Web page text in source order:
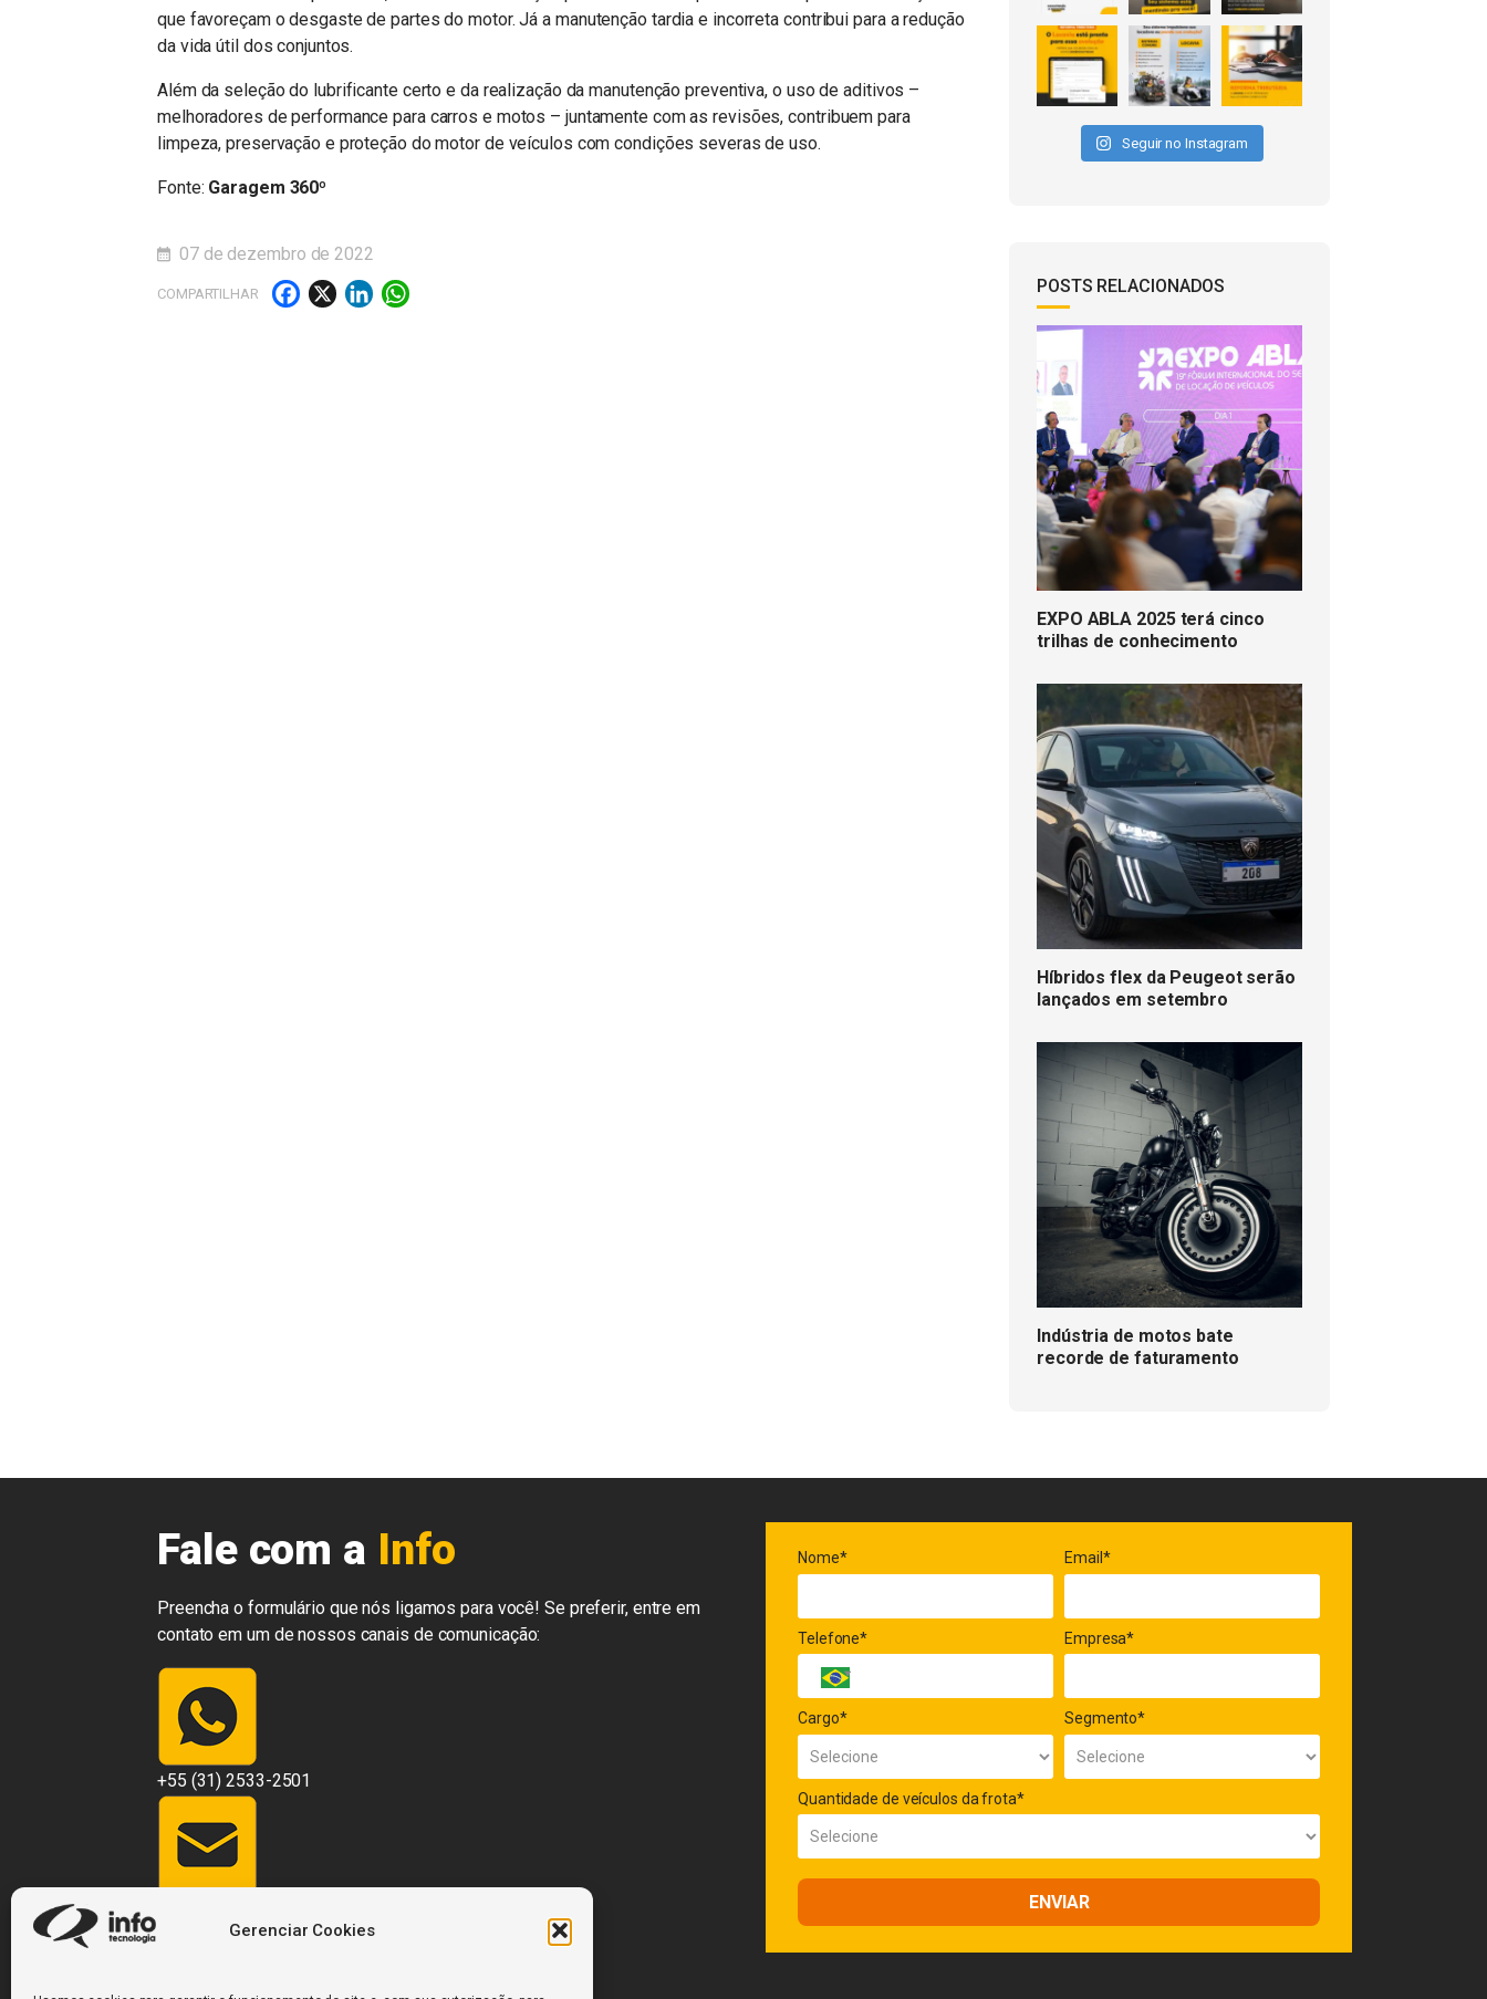
Gerenciar Cookies
que favoreçam o desgaste de partes do motor. Já a manutenção tardia e incorreta contribui para a redução
da vida útil dos conjuntos.
Além da seleção do lubrificante certo e da realização da manutenção preventiva, o uso de aditivos –
melhoradores de performance para carros e motos – juntamente com as revisões, contribuem para
limpeza, preservação e proteção do motor de veículos com condições severas de uso.
Fonte: Garagem 360º
07 de dezembro de 2022
COMPARTILHAR Facebook
X LinkedIn
WhatsApp
Seguir no Instagram
POSTS RELACIONADOS
EXPO ABLA 2025 terá cinco
trilhas de conhecimento
Híbridos flex da Peugeot serão
lançados em setembro
Indústria de motos bate
recorde de faturamento
Fale com a Info
Preencha o formulário que nós ligamos para você! Se preferir, entre em
contato em um de nossos canais de comunicação:
+55 (31) 2533-2501
Nome* Email*
Telefone* Empresa*
Cargo* Segmento*
Quantidade de veículos da frota*
ENVIAR